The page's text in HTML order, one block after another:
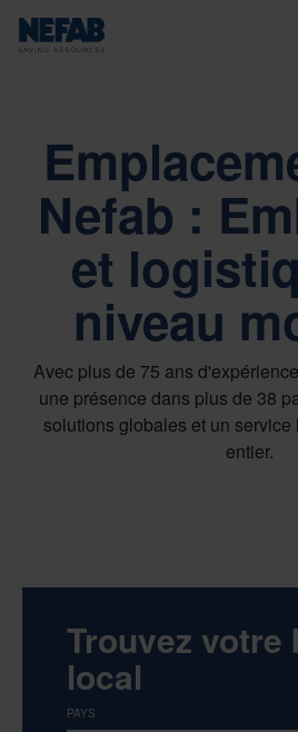
Nefab :
et
niveau
Avec plus de 75 ans
une présence dans plus de 38
solutions globales et un
entier.
Trouvez votre
local
PAYS